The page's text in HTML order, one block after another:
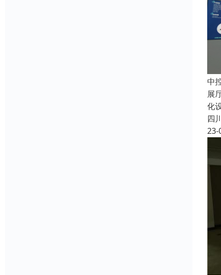
中
展
化
四
23-